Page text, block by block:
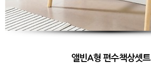
앨빈A형 편수책상셋트